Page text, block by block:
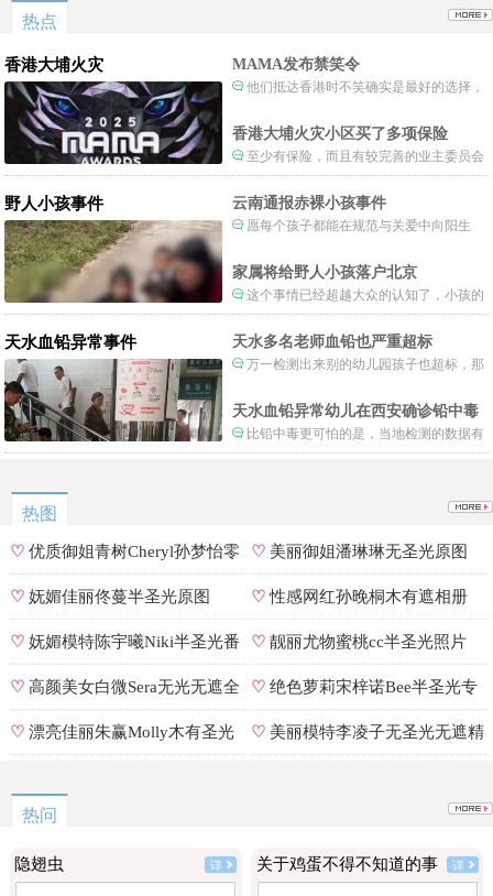
热点
香港大埔火灾 MAMA发布禁笑令
他们抵达香港时不笑确实是最好的选择，
一种保护吧。
香港大埔火灾小区买了多项保险
至少有保险，而且有较完善的业主委员会
制度。
野人小孩事件 云南通报赤裸小孩事件
愿每个孩子都能在规范与关爱中向阳生
家属将给野人小孩落户北京
这个事情已经超越大众的认知了，小孩的
形体和状态已经畸形了，得尽快送医。
天水血铅异常事件 天水多名老师血铅也严重超标
万一检测出来别的幼儿园孩子也超标，那
天水血铅异常幼儿在西安确诊铅中毒
比铅中毒更可怕的是，当地检测的数据有
可能被造假。
热图
♡优质御姐青树Cheryl孙梦怡零
遮罩私拍
♡ 美丽御姐潘琳琳无圣光原图
♡妩媚佳丽佟蔓半圣光原图 ♡性感网红孙晚桐木有遮相册
♡妩媚模特陈宇曦Niki半圣光番
号
♡ 靓丽尤物蜜桃cc半圣光照片
♡高颜美女白微Sera无光无遮全
集
♡ 绝色萝莉宋梓诺Bee半圣光专
辑
♡漂亮佳丽朱赢Molly木有圣光 ♡ 美丽模特李凌子无圣光无遮精
热问
隐翅虫 详 关于鸡蛋不得不知道的事 详